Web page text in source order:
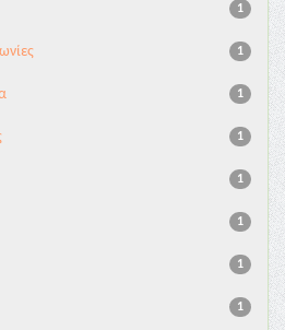
1
1
1
1
1
1
1
1